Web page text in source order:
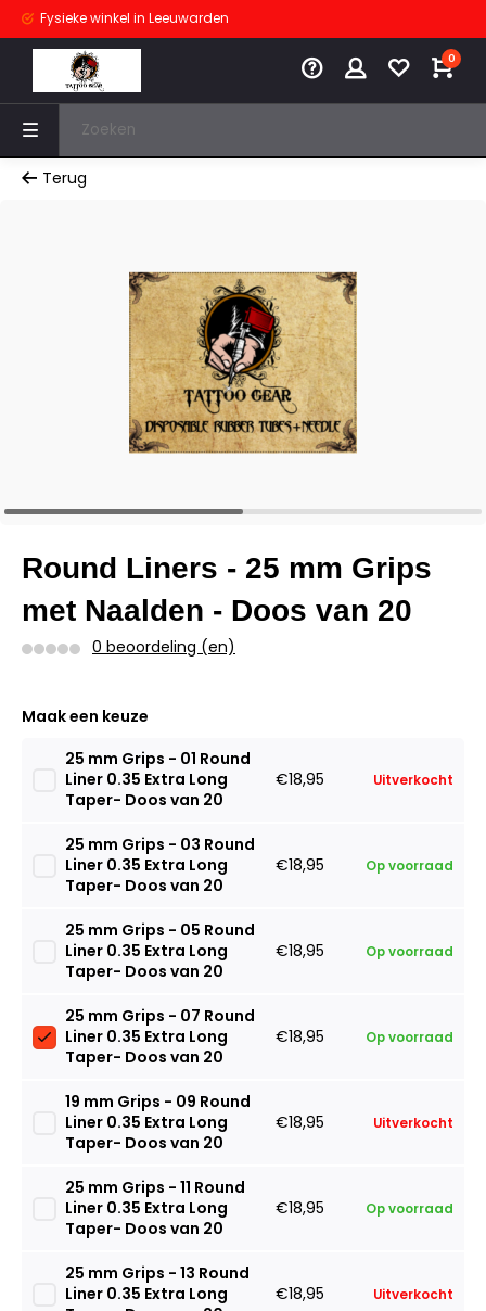
Fysieke winkel in Leeuwarden
0
Terug
Round Liners - 25 mm Grips
met Naalden - Doos van 20
0 beoordeling (en)
Maak een keuze
25 mm Grips - 01 Round
Liner 0.35 Extra Long
Taper- Doos van 20
€18,95 Uitverkocht
25 mm Grips - 03 Round
Liner 0.35 Extra Long
Taper- Doos van 20
€18,95 Op voorraad
25 mm Grips - 05 Round
Liner 0.35 Extra Long
Taper- Doos van 20
€18,95 Op voorraad
25 mm Grips - 07 Round
Liner 0.35 Extra Long
Taper- Doos van 20
€18,95 Op voorraad
19 mm Grips - 09 Round
Liner 0.35 Extra Long
Taper- Doos van 20
€18,95 Uitverkocht
25 mm Grips - 11 Round
Liner 0.35 Extra Long
Taper- Doos van 20
€18,95 Op voorraad
25 mm Grips - 13 Round
Liner 0.35 Extra Long
€18,95 Uitverkocht